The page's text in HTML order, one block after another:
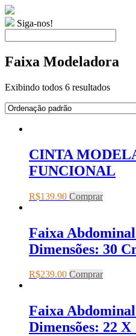
Siga-nos!
Faixa Modeladora
Exibindo todos 6 resultados
CINTA
FUNCIONAL
R$139.90 Comprar
Faixa
Dimensões: 30
R$239.00 Comprar
Faixa
Dimensões: 22 X